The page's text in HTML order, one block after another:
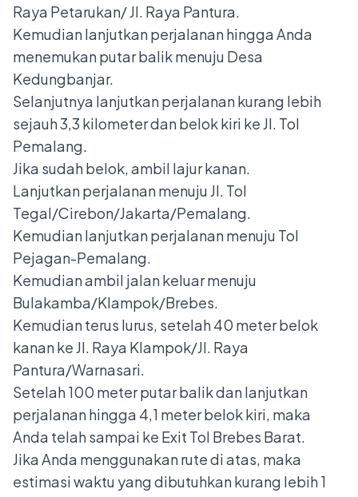
Raya Petarukan/ Jl. Raya Pantura.
Kemudian lanjutkan perjalanan hingga Anda
menemukan putar balik menuju Desa
Kedungbanjar.
Selanjutnya lanjutkan perjalanan kurang lebih
sejauh 3,3 kilometer dan belok kiri ke Jl. Tol
Pemalang.
Jika sudah belok, ambil lajur kanan.
Lanjutkan perjalanan menuju Jl. Tol
Tegal/Cirebon/Jakarta/Pemalang.
Kemudian lanjutkan perjalanan menuju Tol
Pejagan-Pemalang.
Kemudian ambil jalan keluar menuju
Bulakamba/Klampok/Brebes.
Kemudian terus lurus, setelah 40 meter belok
kanan ke Jl. Raya Klampok/Jl. Raya
Pantura/Warnasari.
Setelah 100 meter putar balik dan lanjutkan
perjalanan hingga 4,1 meter belok kiri, maka
Anda telah sampai ke Exit Tol Brebes Barat.
Jika Anda menggunakan rute di atas, maka
estimasi waktu yang dibutuhkan kurang lebih 1